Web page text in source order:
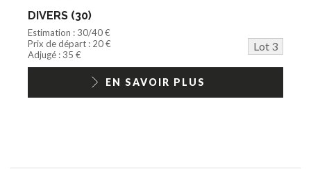
DIVERS (30)
Estimation : 30/40 €
Prix de départ : 20 €
Lot 3
Adjugé : 35 €
EN SAVOIR PLUS